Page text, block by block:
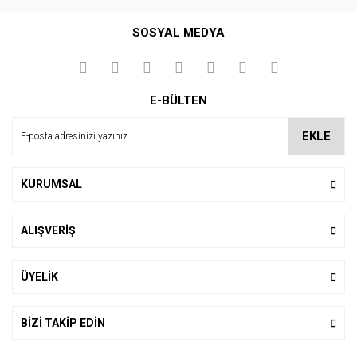
SOSYAL MEDYA
E-BÜLTEN
EKLE
KURUMSAL
ALIŞVERİŞ
ÜYELİK
BİZİ TAKİP EDİN